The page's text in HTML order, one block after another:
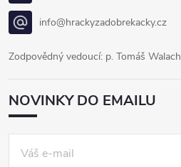
info@hrackyzadobrekacky.cz
Zodpovědný vedoucí: p. Tomáš Walach
NOVINKY DO EMAILU